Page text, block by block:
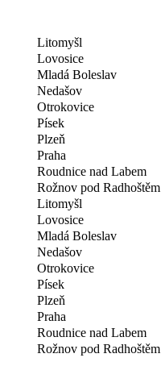
Litomyšl
Lovosice
Mladá Boleslav
Nedašov
Otrokovice
Písek
Plzeň
Praha
Roudnice nad Labem
Rožnov pod Radhoštěm
Litomyšl
Lovosice
Mladá Boleslav
Nedašov
Otrokovice
Písek
Plzeň
Praha
Roudnice nad Labem
Rožnov pod Radhoštěm